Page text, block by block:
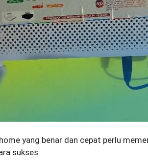
yang benar dan cepat perlu
sukses.